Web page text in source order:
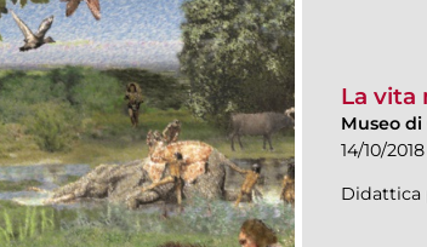
La vita
Museo di
14/10/2018